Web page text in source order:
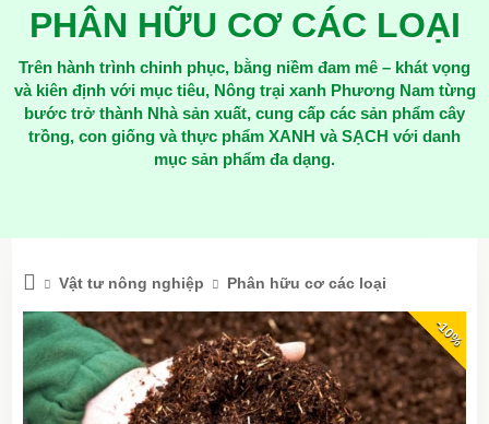
PHÂN HỮU CƠ CÁC LOẠI
Trên hành trình chinh phục, bằng niềm đam mê – khát vọng
và kiên định với mục tiêu, Nông trại xanh Phương Nam từng
bước trở thành Nhà sản xuất, cung cấp các sản phẩm cây
trồng, con giống và thực phẩm XANH và SẠCH với danh
mục sản phẩm đa dạng.
Vật tư nông nghiệp Phân hữu cơ các loại
-10%